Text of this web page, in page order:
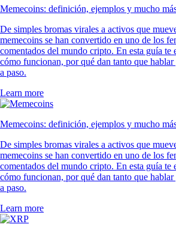
Memecoins: definición, ejemplos y mucho
De simples bromas virales a activos que
memecoins se han convertido en uno de los
comentados del mundo cripto. En esta guía te
cómo funcionan, por qué dan tanto que
a paso.
Learn more
Memecoins: definición, ejemplos y mucho
De simples bromas virales a activos que
memecoins se han convertido en uno de los
comentados del mundo cripto. En esta guía te
cómo funcionan, por qué dan tanto que
a paso.
Learn more